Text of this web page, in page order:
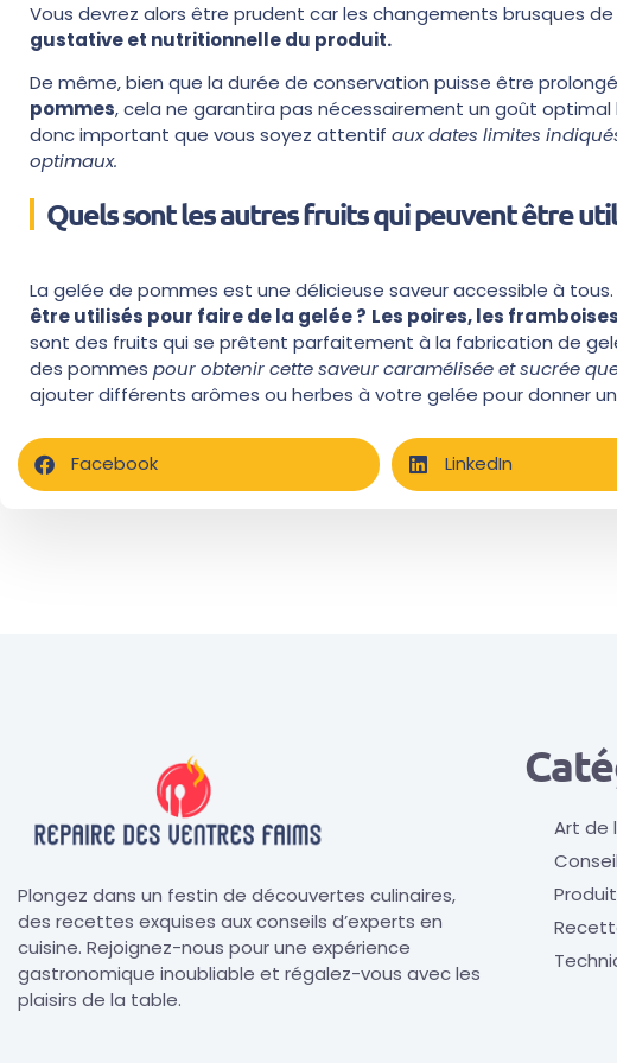
Vous devrez alors être prudent car les changements brusques
gustative et nutritionnelle du produit.
De même, bien que la durée de conservation puisse être
pommes, cela ne garantira pas nécessairement un goût
donc important que vous soyez attentif aux dates limites
optimaux.
Quels sont les autres fruits qui peuvent être
La gelée de pommes est une délicieuse saveur accessible à
être utilisés pour faire de la gelée ? Les poires, les
sont des fruits qui se prêtent parfaitement à la fabrication de
des pommes pour obtenir cette saveur caramélisée et sucrée
ajouter différents arômes ou herbes à votre gelée pour donner
Facebook LinkedIn
Plongez dans un festin de découvertes culinaires,
des recettes exquises aux conseils d’experts en
cuisine. Rejoignez-nous pour une expérience
gastronomique inoubliable et régalez-vous avec les
plaisirs de la table.
Art de